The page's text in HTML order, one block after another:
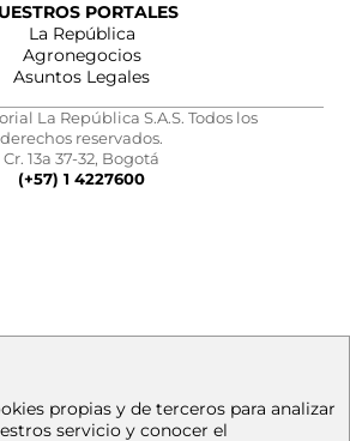
PORTALES
La República
Agronegocios
Asuntos Legales
La República S.A.S. Todos los
derechos reservados.
Cr. 13a 37-32, Bogotá
(+57) 1 4227600
propias y de terceros para analizar
servicio y conocer el